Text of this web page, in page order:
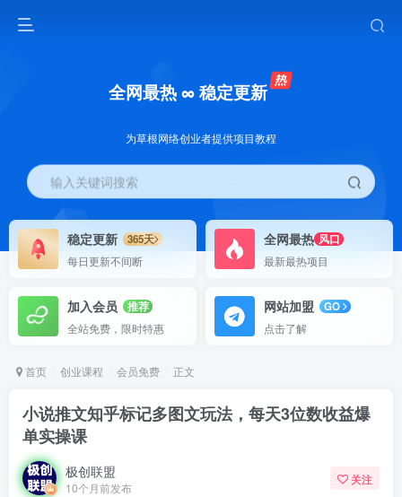
全网最热 ∞ 稳定更新
为草根网络创业者提供项目教程
输入关键词搜索
稳定更新
365天
每日更新不间断
全网最热 风口
最新最热项目
加入会员
推荐
全站免费，限时特惠
网站加盟
GO
点击了解
首页 创业课程 会员免费 正文
小说推文知乎标记多图文玩法，每天3位数收益爆
单实操课
极创联盟
10个月前发布
关注